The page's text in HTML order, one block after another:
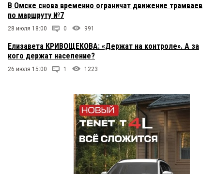
В Омске снова временно ограничат движение трамваев
по маршруту №7
28 июля 18:00 0 991
Елизавета КРИВОЩЕКОВА: «Держат на контроле». А за
кого держат население?
26 июля 15:00 1 1223